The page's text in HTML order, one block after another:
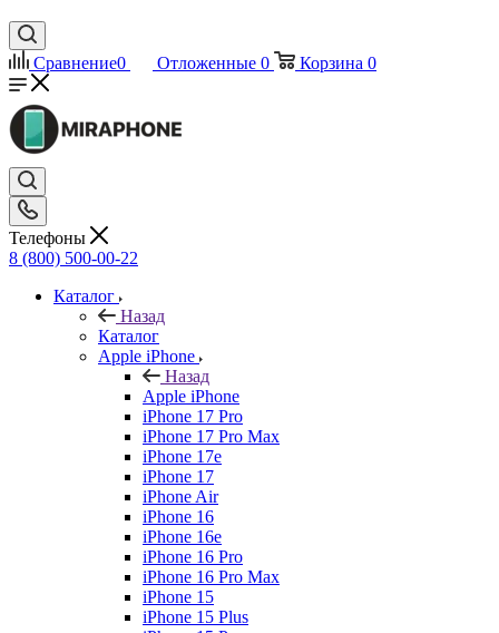
Сравнение0 Отложенные 0 Корзина 0
Телефоны
8 (800) 500-00-22
Каталог
Назад
Каталог
Apple iPhone
Назад
Apple iPhone
iPhone 17 Pro
iPhone 17 Pro Max
iPhone 17e
iPhone 17
iPhone Air
iPhone 16
iPhone 16e
iPhone 16 Pro
iPhone 16 Pro Max
iPhone 15
iPhone 15 Plus